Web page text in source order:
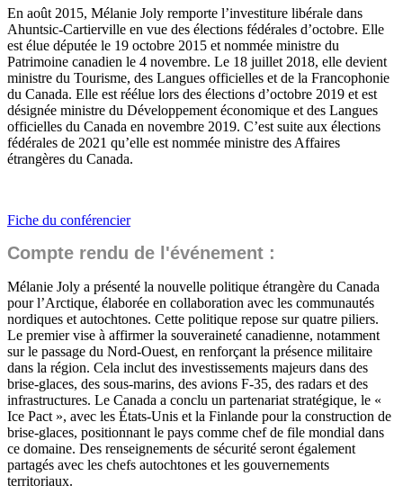
En août 2015, Mélanie Joly remporte l’investiture libérale dans
Ahuntsic-Cartierville en vue des élections fédérales d’octobre. Elle
est élue députée le 19 octobre 2015 et nommée ministre du
Patrimoine canadien le 4 novembre. Le 18 juillet 2018, elle devient
ministre du Tourisme, des Langues officielles et de la Francophonie
du Canada. Elle est réélue lors des élections d’octobre 2019 et est
désignée ministre du Développement économique et des Langues
officielles du Canada en novembre 2019. C’est suite aux élections
fédérales de 2021 qu’elle est nommée ministre des Affaires
étrangères du Canada.
Fiche du conférencier
Compte rendu de l'événement :
Mélanie Joly a présenté la nouvelle politique étrangère du Canada
pour l’Arctique, élaborée en collaboration avec les communautés
nordiques et autochtones. Cette politique repose sur quatre piliers.
Le premier vise à affirmer la souveraineté canadienne, notamment
sur le passage du Nord-Ouest, en renforçant la présence militaire
dans la région. Cela inclut des investissements majeurs dans des
brise-glaces, des sous-marins, des avions F-35, des radars et des
infrastructures. Le Canada a conclu un partenariat stratégique, le «
Ice Pact », avec les États-Unis et la Finlande pour la construction de
brise-glaces, positionnant le pays comme chef de file mondial dans
ce domaine. Des renseignements de sécurité seront également
partagés avec les chefs autochtones et les gouvernements
territoriaux.